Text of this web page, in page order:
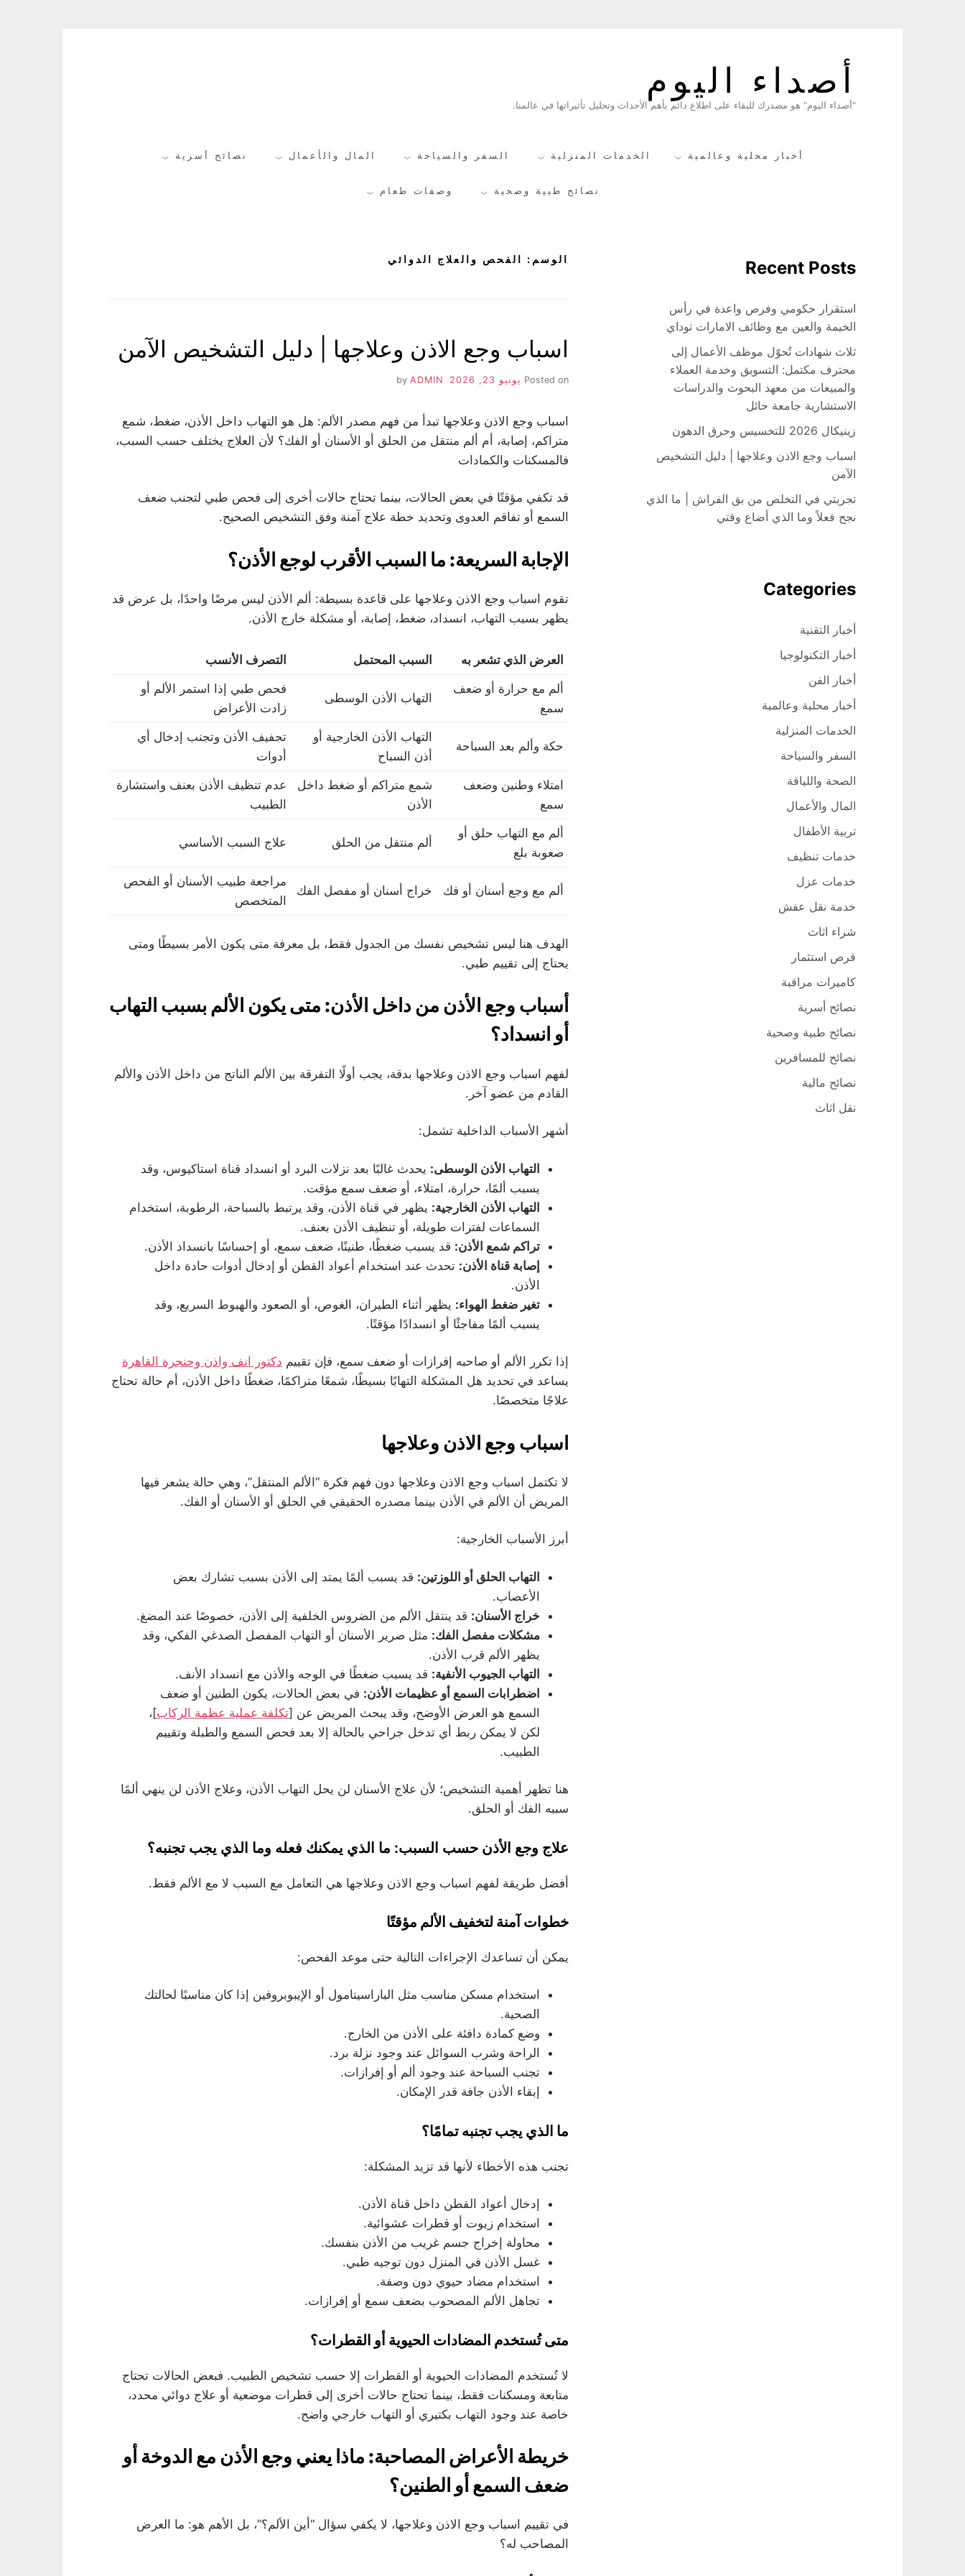
أصداء اليوم
"أصداء اليوم" هو مصدرك للبقاء على اطلاع دائم بأهم الأحداث وتحليل تأثيراتها في عالمنا.
أخبار محلية وعالمية الخدمات المنزلية السفر والسياحة المال والأعمال نصائح أسرية
نصائح طبية وصحية وصفات طعام
الوسم: الفحص والعلاج الدوائي
اسباب وجع الاذن وعلاجها | دليل التشخيص الآمن
Posted on يونيو 23, 2026 ADMIN
اسباب وجع الاذن وعلاجها تبدأ من فهم مصدر الألم: هل هو التهاب داخل الأذن، ضغط، شمع
متراكم، إصابة، أم ألم منتقل من الحلق أو الأسنان أو الفك؟ لأن العلاج يختلف حسب السبب،
فالمسكنات والكمادات
قد تكفي مؤقتًا في بعض الحالات، بينما تحتاج حالات أخرى إلى فحص طبي لتجنب ضعف
السمع أو تفاقم العدوى وتحديد خطة علاج آمنة وفق التشخيص الصحيح.
الإجابة السريعة: ما السبب الأقرب لوجع الأذن؟
تقوم اسباب وجع الاذن وعلاجها على قاعدة بسيطة: ألم الأذن ليس مرضًا واحدًا، بل عرض قد
يظهر بسبب التهاب، انسداد، ضغط، إصابة، أو مشكلة خارج الأذن.
العرض الذي تشعر به السبب المحتمل
التصرف الأنسب
ألم مع حرارة أو ضعف
سمع
التهاب الأذن الوسطى
فحص طبي إذا استمر الألم أو
زادت الأعراض
حكة وألم بعد السباحة
التهاب الأذن الخارجية أو
أذن السباح
تجفيف الأذن وتجنب إدخال أي
أدوات
امتلاء وطنين وضعف
سمع
شمع متراكم أو ضغط داخل
الأذن
عدم تنظيف الأذن بعنف واستشارة
الطبيب
ألم مع التهاب حلق أو
صعوبة بلع
ألم منتقل من الحلق علاج السبب الأساسي
ألم مع وجع أسنان أو فك خراج أسنان أو مفصل الفك
مراجعة طبيب الأسنان أو الفحص
المتخصص
الهدف هنا ليس تشخيص نفسك من الجدول فقط، بل معرفة متى يكون الأمر بسيطًا ومتى
يحتاج إلى تقييم طبي.
أسباب وجع الأذن من داخل الأذن: متى يكون الألم بسبب التهاب
أو انسداد؟
لفهم اسباب وجع الاذن وعلاجها بدقة، يجب أولًا التفرقة بين الألم الناتج من داخل الأذن والألم
القادم من عضو آخر.
أشهر الأسباب الداخلية تشمل:
التهاب الأذن الوسطى: يحدث غالبًا بعد نزلات البرد أو انسداد قناة استاكيوس، وقد
يسبب ألمًا، حرارة، امتلاء، أو ضعف سمع مؤقت.
التهاب الأذن الخارجية: يظهر في قناة الأذن، وقد يرتبط بالسباحة، الرطوبة، استخدام
السماعات لفترات طويلة، أو تنظيف الأذن بعنف.
تراكم شمع الأذن: قد يسبب ضغطًا، طنينًا، ضعف سمع، أو إحساسًا بانسداد الأذن.
إصابة قناة الأذن: تحدث عند استخدام أعواد القطن أو إدخال أدوات حادة داخل
الأذن.
تغير ضغط الهواء: يظهر أثناء الطيران، الغوص، أو الصعود والهبوط السريع، وقد
يسبب ألمًا مفاجئًا أو انسدادًا مؤقتًا.
إذا تكرر الألم أو صاحبه إفرازات أو ضعف سمع، فإن تقييم دكتور انف واذن وحنجرة القاهرة
يساعد في تحديد هل المشكلة التهابًا بسيطًا، شمعًا متراكمًا، ضغطًا داخل الأذن، أم حالة تحتاج
علاجًا متخصصًا.
اسباب وجع الاذن وعلاجها
لا تكتمل اسباب وجع الاذن وعلاجها دون فهم فكرة “الألم المنتقل”، وهي حالة يشعر فيها
المريض أن الألم في الأذن بينما مصدره الحقيقي في الحلق أو الأسنان أو الفك.
أبرز الأسباب الخارجية:
التهاب الحلق أو اللوزتين: قد يسبب ألمًا يمتد إلى الأذن بسبب تشارك بعض
الأعصاب.
خراج الأسنان: قد ينتقل الألم من الضروس الخلفية إلى الأذن، خصوصًا عند المضغ.
مشكلات مفصل الفك: مثل صرير الأسنان أو التهاب المفصل الصدغي الفكي، وقد
يظهر الألم قرب الأذن.
التهاب الجيوب الأنفية: قد يسبب ضغطًا في الوجه والأذن مع انسداد الأنف.
اضطرابات السمع أو عظيمات الأذن: في بعض الحالات، يكون الطنين أو ضعف
السمع هو العرض الأوضح، وقد يبحث المريض عن [تكلفة عملية عظمة الركاب]،
لكن لا يمكن ربط أي تدخل جراحي بالحالة إلا بعد فحص السمع والطبلة وتقييم
الطبيب.
هنا تظهر أهمية التشخيص؛ لأن علاج الأسنان لن يحل التهاب الأذن، وعلاج الأذن لن ينهي ألمًا
سببه الفك أو الحلق.
علاج وجع الأذن حسب السبب: ما الذي يمكنك فعله وما الذي يجب تجنبه؟
أفضل طريقة لفهم اسباب وجع الاذن وعلاجها هي التعامل مع السبب لا مع الألم فقط.
خطوات آمنة لتخفيف الألم مؤقتًا
يمكن أن تساعدك الإجراءات التالية حتى موعد الفحص:
استخدام مسكن مناسب مثل الباراسيتامول أو الإيبوبروفين إذا كان مناسبًا لحالتك
الصحية.
وضع كمادة دافئة على الأذن من الخارج.
الراحة وشرب السوائل عند وجود نزلة برد.
تجنب السباحة عند وجود ألم أو إفرازات.
إبقاء الأذن جافة قدر الإمكان.
ما الذي يجب تجنبه تمامًا؟
تجنب هذه الأخطاء لأنها قد تزيد المشكلة:
إدخال أعواد القطن داخل قناة الأذن.
استخدام زيوت أو قطرات عشوائية.
محاولة إخراج جسم غريب من الأذن بنفسك.
غسل الأذن في المنزل دون توجيه طبي.
استخدام مضاد حيوي دون وصفة.
تجاهل الألم المصحوب بضعف سمع أو إفرازات.
متى تُستخدم المضادات الحيوية أو القطرات؟
لا تُستخدم المضادات الحيوية أو القطرات إلا حسب تشخيص الطبيب. فبعض الحالات تحتاج
متابعة ومسكنات فقط، بينما تحتاج حالات أخرى إلى قطرات موضعية أو علاج دوائي محدد،
خاصة عند وجود التهاب بكتيري أو التهاب خارجي واضح.
خريطة الأعراض المصاحبة: ماذا يعني وجع الأذن مع الدوخة أو
ضعف السمع أو الطنين؟
في تقييم اسباب وجع الاذن وعلاجها، لا يكفي سؤال “أين الألم؟”، بل الأهم هو: ما العرض
المصاحب له؟
Recent Posts
استقرار حكومي وفرص واعدة في رأس
الخيمة والعين مع وظائف الامارات توداي
ثلاث شهادات تُحوّل موظف الأعمال إلى
محترف مكتمل: التسويق وخدمة العملاء
والمبيعات من معهد البحوث والدراسات
الاستشارية جامعة حائل
زينيكال 2026 للتخسيس وحرق الدهون
اسباب وجع الاذن وعلاجها | دليل التشخيص
الآمن
تجربتي في التخلص من بق الفراش | ما الذي
نجح فعلاً وما الذي أضاع وقتي
Categories
أخبار التقنية
أخبار التكنولوجيا
أخبار الفن
أخبار محلية وعالمية
الخدمات المنزلية
السفر والسياحة
الصحة واللياقة
المال والأعمال
تربية الأطفال
خدمات تنظيف
خدمات عزل
خدمة نقل عفش
شراء اثاث
فرص استثمار
كاميرات مراقبة
نصائح أسرية
نصائح طبية وصحية
نصائح للمسافرين
نصائح مالية
نقل اثاث